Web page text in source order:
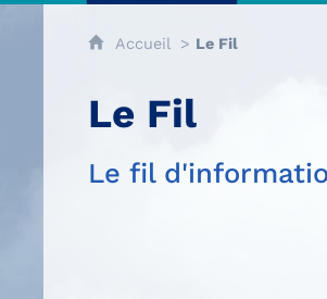
Accueil Le Fil
Le Fil
Le fil